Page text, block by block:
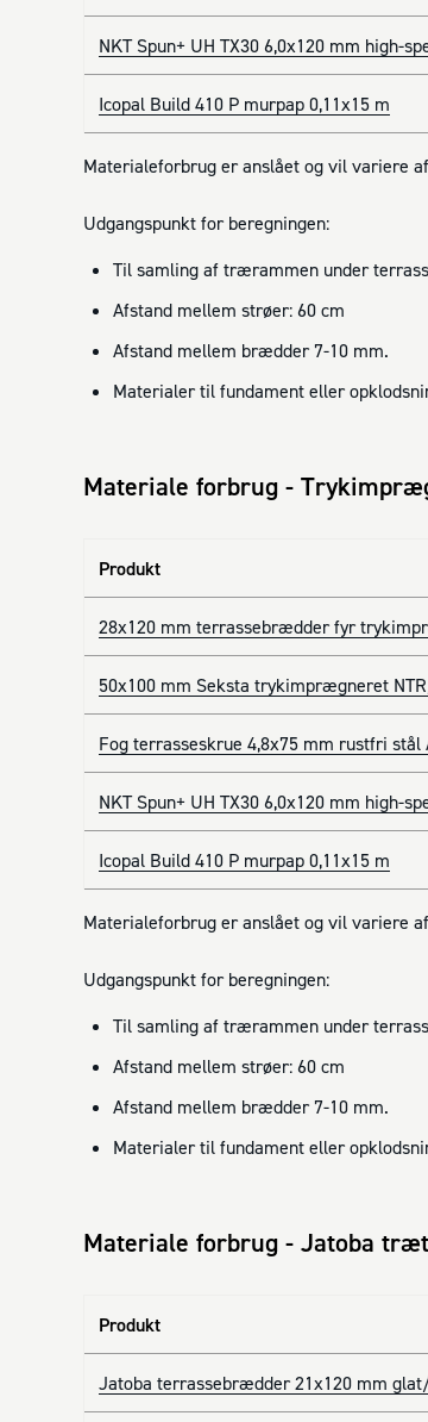
NKT Spun+ UH TX30 6,0x120 mm high-
Icopal Build 410 P murpap 0,11x15 m
Materialeforbrug er anslået og vil variere
Udgangspunkt for beregningen:
Til samling af trærammen under
Afstand mellem strøer: 60 cm
Afstand mellem brædder 7-10 mm.
Materialer til fundament eller
Materiale forbrug -
Produkt
28x120 mm terrassebrædder fyr
50x100 mm Seksta trykimprægneret
Fog terrasseskrue 4,8x75 mm rustfri stål
NKT Spun+ UH TX30 6,0x120 mm high-
Icopal Build 410 P murpap 0,11x15 m
Materialeforbrug er anslået og vil variere
Udgangspunkt for beregningen:
Til samling af trærammen under
Afstand mellem strøer: 60 cm
Afstand mellem brædder 7-10 mm.
Materialer til fundament eller
Materiale forbrug - Jatoba
Produkt
Jatoba terrassebrædder 21x120 mm